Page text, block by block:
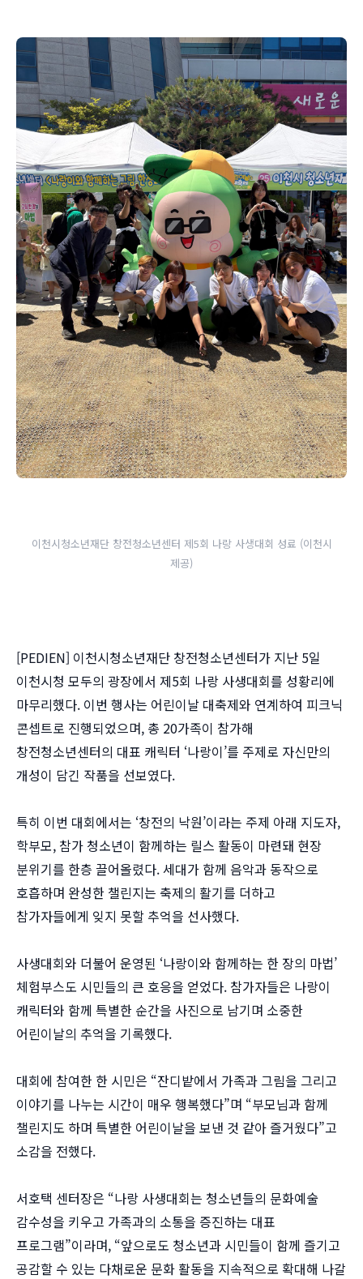
이천시청소년재단 창전청소년센터 제5회 나랑 사생대회 성료 (이천시
제공)
[PEDIEN] 이천시청소년재단 창전청소년센터가 지난 5일
이천시청 모두의 광장에서 제5회 나랑 사생대회를 성황리에
마무리했다. 이번 행사는 어린이날 대축제와 연계하여 피크닉
콘셉트로 진행되었으며, 총 20가족이 참가해
창전청소년센터의 대표 캐릭터 ‘나랑이’를 주제로 자신만의
개성이 담긴 작품을 선보였다.
특히 이번 대회에서는 ‘창전의 낙원’이라는 주제 아래 지도자,
학부모, 참가 청소년이 함께하는 릴스 활동이 마련돼 현장
분위기를 한층 끌어올렸다. 세대가 함께 음악과 동작으로
호흡하며 완성한 챌린지는 축제의 활기를 더하고
참가자들에게 잊지 못할 추억을 선사했다.
사생대회와 더불어 운영된 ‘나랑이와 함께하는 한 장의 마법’
체험부스도 시민들의 큰 호응을 얻었다. 참가자들은 나랑이
캐릭터와 함께 특별한 순간을 사진으로 남기며 소중한
어린이날의 추억을 기록했다.
대회에 참여한 한 시민은 “잔디밭에서 가족과 그림을 그리고
이야기를 나누는 시간이 매우 행복했다”며 “부모님과 함께
챌린지도 하며 특별한 어린이날을 보낸 것 같아 즐거웠다”고
소감을 전했다.
서호택 센터장은 “나랑 사생대회는 청소년들의 문화예술
감수성을 키우고 가족과의 소통을 증진하는 대표
프로그램”이라며, “앞으로도 청소년과 시민들이 함께 즐기고
공감할 수 있는 다채로운 문화 활동을 지속적으로 확대해 나갈